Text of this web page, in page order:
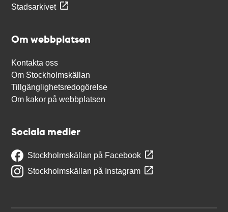
Stadsarkivet
Om webbplatsen
Kontakta oss
Om Stockholmskällan
Tillgänglighetsredogörelse
Om kakor på webbplatsen
Sociala medier
Stockholmskällan på Facebook
Stockholmskällan på Instagram